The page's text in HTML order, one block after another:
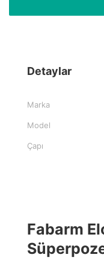
Detaylar
Marka
Model
Çapı
Fabarm